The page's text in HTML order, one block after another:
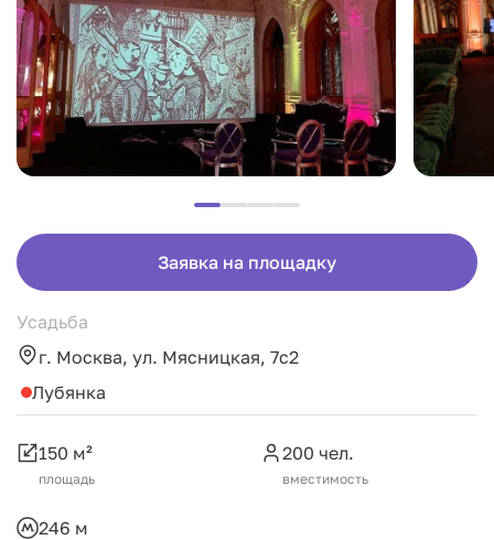
Заявка на площадку
Усадьба
г. Москва, ул. Мясницкая, 7с2
Лубянка
150 м²
площадь
200 чел.
вместимость
246 м